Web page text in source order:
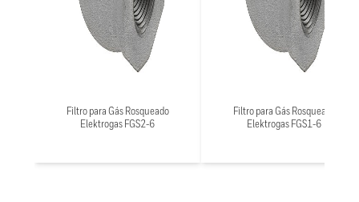
Filtro para Gás Rosqueado
Elektrogas FGS2-6
Filtro para Gás Rosqueado
Elektrogas FGS1-6